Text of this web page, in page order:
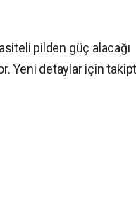
pilden güç alacağı
Yeni detaylar için